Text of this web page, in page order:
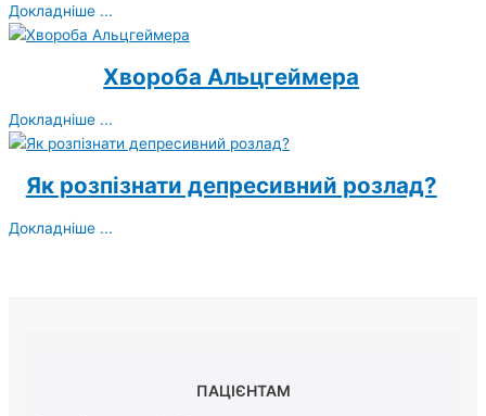
Докладніше ...
Хвороба Альцгеймера
Докладніше ...
Як розпізнати депресивний розлад?
Докладніше ...
ПАЦІЄНТАМ